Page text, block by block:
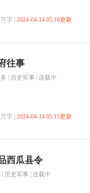
字 | 2024-04-14 05:16更新
往事
历史军事 | 连载中
字 | 2024-04-14 05:15更新
西瓜县令
历史军事 | 连载中